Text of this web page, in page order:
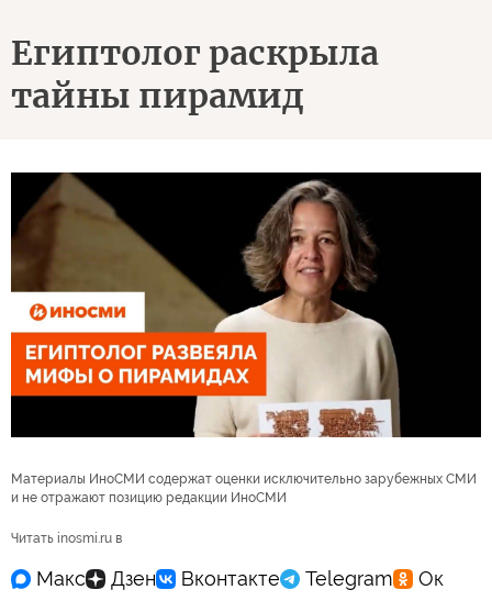
Египтолог раскрыла
тайны пирамид
Материалы ИноСМИ содержат оценки исключительно зарубежных СМИ
и не отражают позицию редакции ИноСМИ
Читать inosmi.ru в